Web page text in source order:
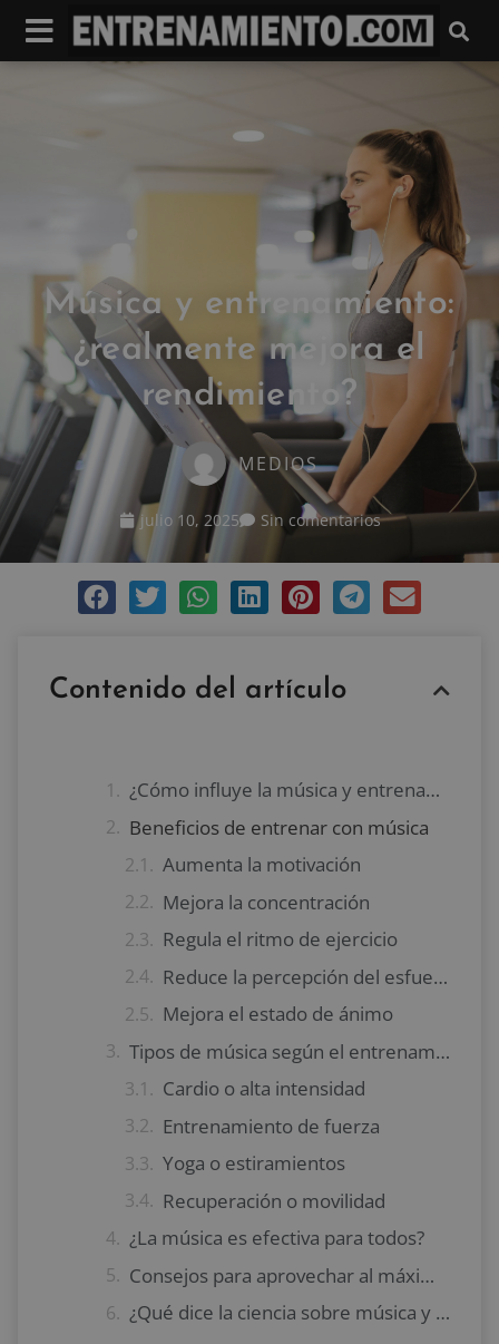
Música y entrenamiento:
¿realmente mejora el
rendimiento?
MEDIOS
julio 10, 2025 Sin comentarios
Contenido del artículo
¿Cómo influye la música y entrenamiento en el cuerpo y la mente?
Beneficios de entrenar con música
Aumenta la motivación
Mejora la concentración
Regula el ritmo de ejercicio
Reduce la percepción del esfuerzo
Mejora el estado de ánimo
Tipos de música según el entrenamiento
Cardio o alta intensidad
Entrenamiento de fuerza
Yoga o estiramientos
Recuperación o movilidad
¿La música es efectiva para todos?
Consejos para aprovechar al máximo la música y entrenamiento
¿Qué dice la ciencia sobre música y entrenamiento?